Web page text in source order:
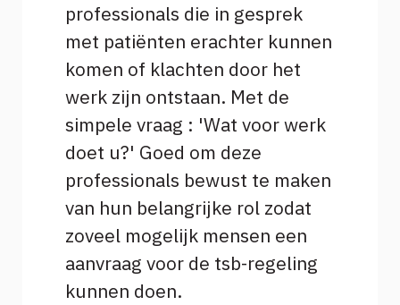
professionals die in gesprek
met patiënten erachter kunnen
komen of klachten door het
werk zijn ontstaan. Met de
simpele vraag : 'Wat voor werk
doet u?' Goed om deze
professionals bewust te maken
van hun belangrijke rol zodat
zoveel mogelijk mensen een
aanvraag voor de tsb-regeling
kunnen doen.